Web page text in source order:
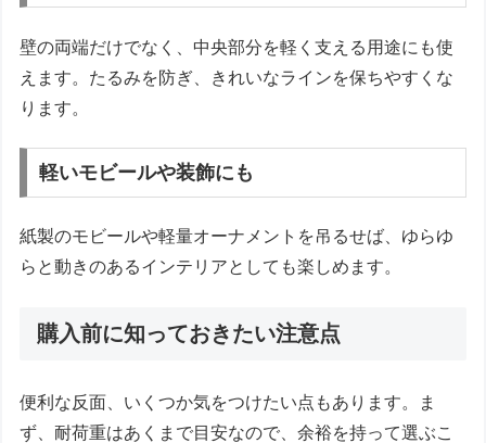
壁の両端だけでなく、中央部分を軽く支える用途にも使
えます。たるみを防ぎ、きれいなラインを保ちやすくな
ります。
軽いモビールや装飾にも
紙製のモビールや軽量オーナメントを吊るせば、ゆらゆ
らと動きのあるインテリアとしても楽しめます。
購入前に知っておきたい注意点
便利な反面、いくつか気をつけたい点もあります。ま
ず、耐荷重はあくまで目安なので、余裕を持って選ぶこ